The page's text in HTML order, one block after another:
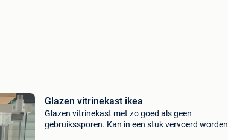
Glazen vitrinekast ikea
Glazen vitrinekast met zo goed als geen
gebruikssporen. Kan in een stuk vervoerd worden